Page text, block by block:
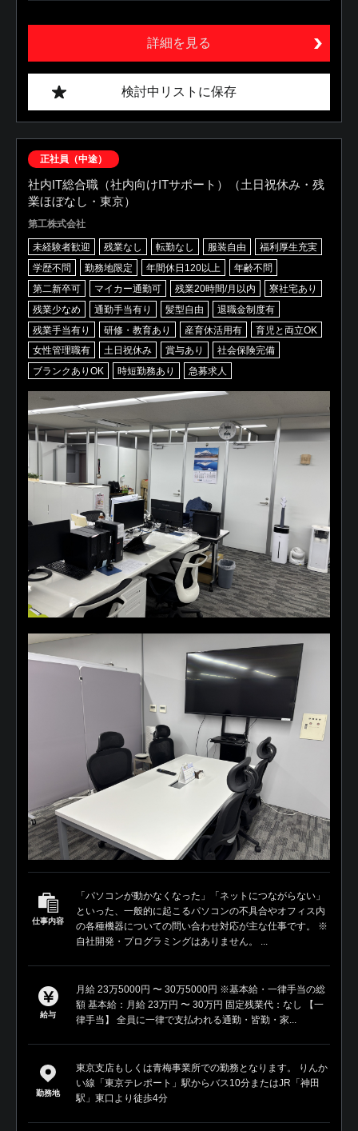
詳細を見る
検討中リストに保存
正社員（中途）
社内IT総合職（社内向けITサポート）（土日祝休み・残
業ほぼなし・東京）
第工株式会社
未経験者歓迎 残業なし 転勤なし 服装自由
福利厚生充実
学歴不問
勤務地限定 年間休日120以上
年齢不問
第二新卒可
マイカー通勤可 残業20時間/月以内
寮社宅あり
残業少なめ
通勤手当有り 髪型自由
退職金制度有
残業手当有り
研修・教育あり 産育休活用有
育児と両立OK
女性管理職有
土日祝休み 賞与あり
社会保険完備
ブランクありOK
時短勤務あり 急募求人
仕事内容
「パソコンが動かなくなった」「ネットにつながらない」
といった、一般的に起こるパソコンの不具合やオフィス内
の各種機器についての問い合わせ対応が主な仕事です。 ※
自社開発・プログラミングはありません。 ...
給与
月給 23万5000円 〜 30万5000円 ※基本給・一律手当の総
額 基本給：月給 23万円 〜 30万円 固定残業代：なし 【一
律手当】 全員に一律で支払われる通勤・皆勤・家...
勤務地
東京支店もしくは青梅事業所での勤務となります。 りんか
い線「東京テレポート」駅からバス10分またはJR「神田
駅」東口より徒歩4分